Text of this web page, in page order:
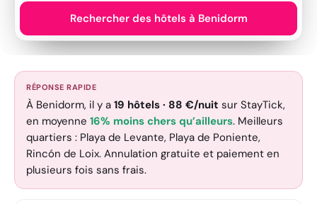
Rechercher des hôtels à Benidorm
RÉPONSE RAPIDE
À Benidorm, il y a 19 hôtels · 88 €/nuit sur StayTick,
en moyenne 16% moins chers qu’ailleurs. Meilleurs
quartiers : Playa de Levante, Playa de Poniente,
Rincón de Loix. Annulation gratuite et paiement en
plusieurs fois sans frais.